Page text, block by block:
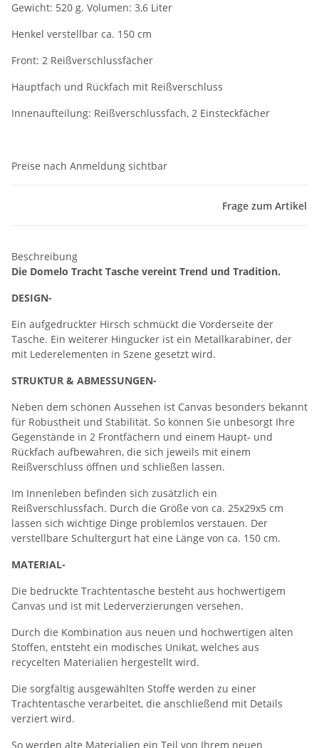
Gewicht: 520 g. Volumen: 3,6 Liter
Henkel verstellbar ca. 150 cm
Front: 2 Reißverschlussfächer
Hauptfach und Rückfach mit Reißverschluss
Innenaufteilung: Reißverschlussfach, 2 Einsteckfächer
Preise nach Anmeldung sichtbar
Frage zum Artikel
Beschreibung
Die Domelo Tracht Tasche vereint Trend und Tradition.
DESIGN-
Ein aufgedruckter Hirsch schmückt die Vorderseite der
Tasche. Ein weiterer Hingucker ist ein Metallkarabiner, der
mit Lederelementen in Szene gesetzt wird.
STRUKTUR & ABMESSUNGEN-
Neben dem schönen Aussehen ist Canvas besonders bekannt
für Robustheit und Stabilität. So können Sie unbesorgt Ihre
Gegenstände in 2 Frontfächern und einem Haupt- und
Rückfach aufbewahren, die sich jeweils mit einem
Reißverschluss öffnen und schließen lassen.
Im Innenleben befinden sich zusätzlich ein
Reißverschlussfach. Durch die Größe von ca. 25x29x5 cm
lassen sich wichtige Dinge problemlos verstauen. Der
verstellbare Schultergurt hat eine Länge von ca. 150 cm.
MATERIAL-
Die bedruckte Trachtentasche besteht aus hochwertigem
Canvas und ist mit Lederverzierungen versehen.
Durch die Kombination aus neuen und hochwertigen alten
Stoffen, entsteht ein modisches Unikat, welches aus
recycelten Materialien hergestellt wird.
Die sorgfältig ausgewählten Stoffe werden zu einer
Trachtentasche verarbeitet, die anschließend mit Details
verziert wird.
So werden alte Materialien ein Teil von Ihrem neuen